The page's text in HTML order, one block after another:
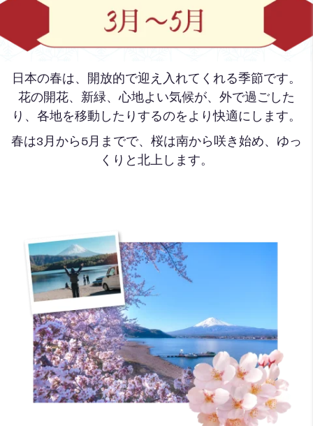
日本の春は、開放的で迎え入れてくれる季節です。
花の開花、新緑、心地よい気候が、外で過ごした
り、各地を移動したりするのをより快適にします。
春は3月から5月までで、桜は南から咲き始め、ゆっ
くりと北上します。